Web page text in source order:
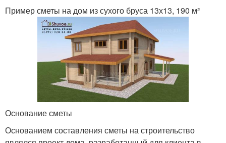
Пример сметы на дом из сухого бруса 13х13, 190 м²
Основание сметы
Основанием составления сметы на строительство